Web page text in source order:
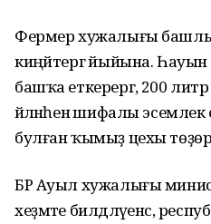
Фермер хужалығы
киңәйтергә йыйына. Һауын
башҡа еткерергә, 200
әйләнәһенә шифалы
булған ҡымыҙ цехы
БР Ауыл хужалығы
хеҙмәте билдәләүенсә,